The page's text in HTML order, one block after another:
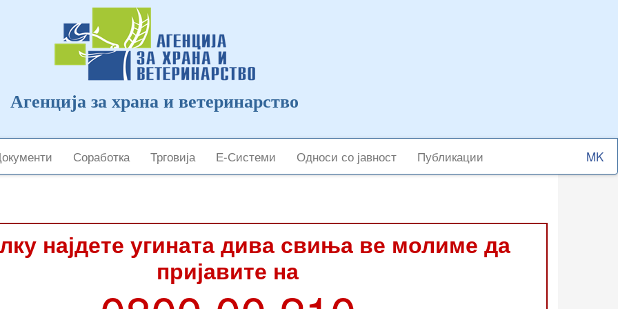
Агенција за храна и ветеринарство
Соработка Трговија Е-Системи Односи со јавност Публикации
Select
your
најдете угината дива свиња ве молиме да
пријавите на